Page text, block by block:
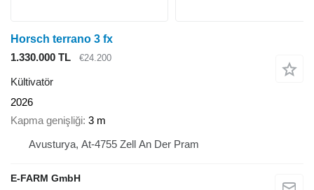
Horsch terrano 3 fx
1.330.000 TL
€24.200
Kültivatör
2026
Kapma genişliği 3 m
Avusturya, At-4755 Zell An Der Pram
E-FARM GmbH